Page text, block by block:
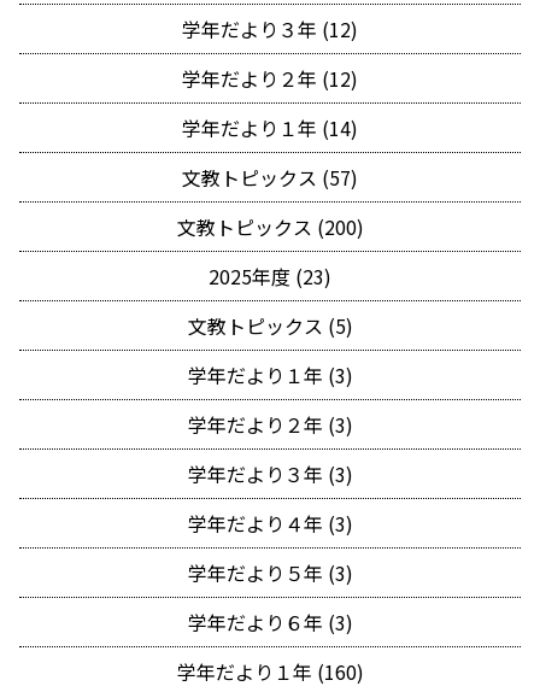
学年だより３年 (12)
学年だより２年 (12)
学年だより１年 (14)
文教トピックス (57)
文教トピックス (200)
2025年度 (23)
文教トピックス (5)
学年だより１年 (3)
学年だより２年 (3)
学年だより３年 (3)
学年だより４年 (3)
学年だより５年 (3)
学年だより６年 (3)
学年だより１年 (160)